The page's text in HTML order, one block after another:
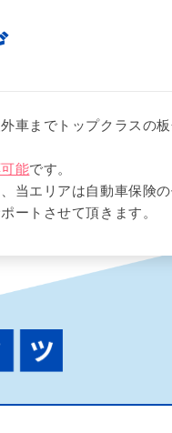
車までトップクラスの
能です。
当エリアは自動車保険
ートさせて頂きます。